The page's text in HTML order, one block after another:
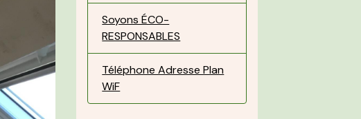
Soyons ÉCO-
RESPONSABLES
Téléphone Adresse Plan
WiF